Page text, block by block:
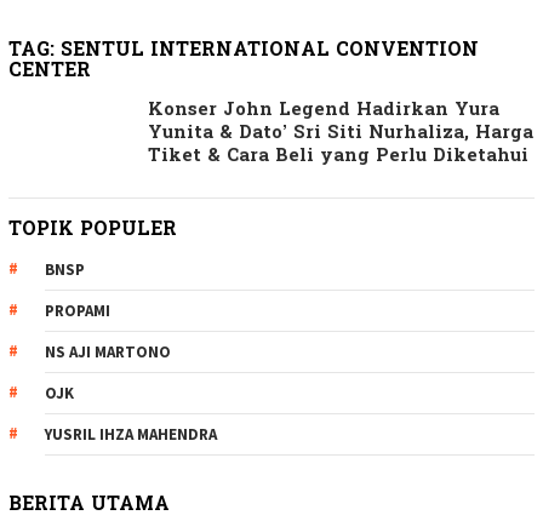
TAG: SENTUL INTERNATIONAL CONVENTION
CENTER
Konser John Legend Hadirkan Yura
Yunita & Dato’ Sri Siti Nurhaliza, Harga
Tiket & Cara Beli yang Perlu Diketahui
TOPIK POPULER
BNSP
PROPAMI
NS AJI MARTONO
OJK
YUSRIL IHZA MAHENDRA
BERITA UTAMA